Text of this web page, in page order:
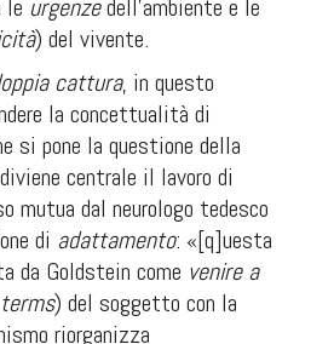
urgenzedell’ambiente e le
) del vivente.
cattura, in questo
la concettualità di
si pone la questione della
centrale il lavoro di
mutua dal neurologo tedesco
di adattamento: «[q]uesta
da Goldstein come venire a
) del soggetto con la
riorganizza